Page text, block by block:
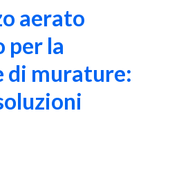
aerato
per la
di murature: